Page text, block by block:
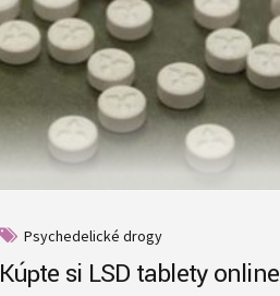
Psychedelické drogy
Kúpte si LSD tablety online